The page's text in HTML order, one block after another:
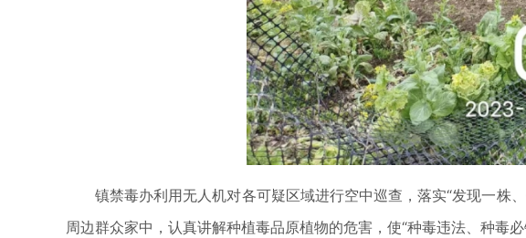
镇禁毒办利用无人机对各可疑区域进行空中巡查，落实“发现一株
周边群众家中，认真讲解种植毒品原植物的危害，使“种毒违法、种毒